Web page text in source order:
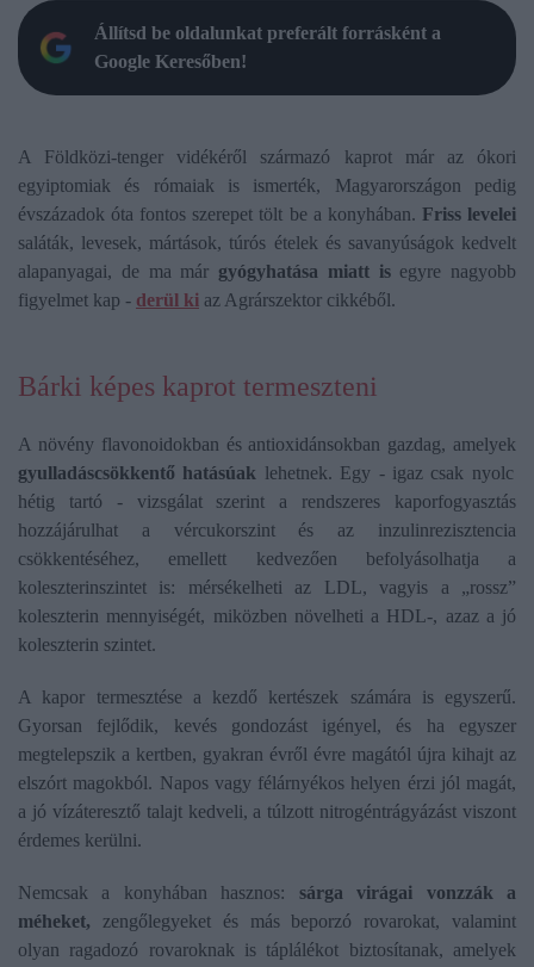
Állítsd be oldalunkat preferált forrásként a
Google Keresőben!
A Földközi-tenger vidékéről származó kaprot már az ókori
egyiptomiak és rómaiak is ismerték, Magyarországon pedig
évszázadok óta fontos szerepet tölt be a konyhában. Friss levelei
saláták, levesek, mártások, túrós ételek és savanyúságok kedvelt
alapanyagai, de ma már gyógyhatása miatt is egyre nagyobb
figyelmet kap - derül ki az Agrárszektor cikkéből.
Bárki képes kaprot termeszteni
A növény flavonoidokban és antioxidánsokban gazdag, amelyek
gyulladáscsökkentő hatásúak lehetnek. Egy - igaz csak nyolc
hétig tartó - vizsgálat szerint a rendszeres kaporfogyasztás
hozzájárulhat a vércukorszint és az inzulinrezisztencia
csökkentéséhez, emellett kedvezően befolyásolhatja a
koleszterinszintet is: mérsékelheti az LDL, vagyis a „rossz”
koleszterin mennyiségét, miközben növelheti a HDL-, azaz a jó
koleszterin szintet.
A kapor termesztése a kezdő kertészek számára is egyszerű.
Gyorsan fejlődik, kevés gondozást igényel, és ha egyszer
megtelepszik a kertben, gyakran évről évre magától újra kihajt az
elszórt magokból. Napos vagy félárnyékos helyen érzi jól magát,
a jó vízáteresztő talajt kedveli, a túlzott nitrogéntrágyázást viszont
érdemes kerülni.
Nemcsak a konyhában hasznos: sárga virágai vonzzák a
méheket, zengőlegyeket és más beporzó rovarokat, valamint
olyan ragadozó rovaroknak is táplálékot biztosítanak, amelyek